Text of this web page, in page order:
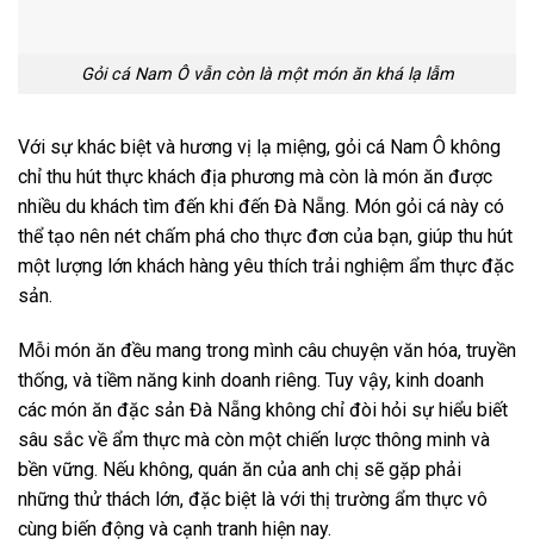
Gỏi cá Nam Ô vẫn còn là một món ăn khá lạ lẫm
Với sự khác biệt và hương vị lạ miệng, gỏi cá Nam Ô không
chỉ thu hút thực khách địa phương mà còn là món ăn được
nhiều du khách tìm đến khi đến Đà Nẵng. Món gỏi cá này có
thể tạo nên nét chấm phá cho thực đơn của bạn, giúp thu hút
một lượng lớn khách hàng yêu thích trải nghiệm ẩm thực đặc
sản.
Mỗi món ăn đều mang trong mình câu chuyện văn hóa, truyền
thống, và tiềm năng kinh doanh riêng. Tuy vậy, kinh doanh
các món ăn đặc sản Đà Nẵng không chỉ đòi hỏi sự hiểu biết
sâu sắc về ẩm thực mà còn một chiến lược thông minh và
bền vững. Nếu không, quán ăn của anh chị sẽ gặp phải
những thử thách lớn, đặc biệt là với thị trường ẩm thực vô
cùng biến động và cạnh tranh hiện nay.